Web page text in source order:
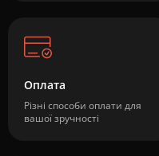
Оплата
Різні способи оплати для
вашої зручності